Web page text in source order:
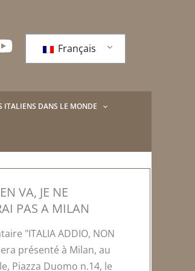
Français
ITALIENS DANS LE MONDE
VA, JE NE
PAS A MILAN
"ITALIA ADDIO, NON
présenté à Milan, au
Piazza Duomo n.14, le